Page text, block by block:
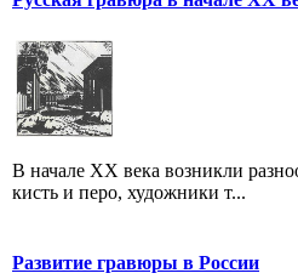
В начале XX века возникли
кисть и перо, художники т...
Развитие гравюры в России